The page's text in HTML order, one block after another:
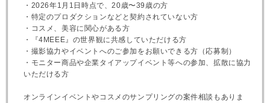
・2026年1月1日時点で、20歳〜39歳の方
・特定のプロダクションなどと契約されていない方
・コスメ、美容に関心がある方
・『4MEEE』の世界観に共感していただける方
・撮影協力やイベントへのご参加をお願いできる方（応募制）
・モニター商品や企業タイアップイベント等への参加、拡散に協力
いただける方
オンラインイベントやコスメのサンプリングの案件相談もありま